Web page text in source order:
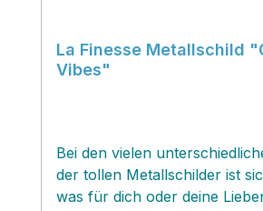
La Finesse Metallschild
Vibes"
Bei den vielen
der tollen Metallschilder ist
was für dich oder deine